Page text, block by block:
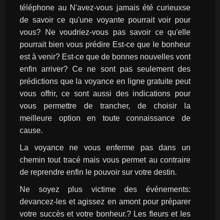
téléphone au N'avez-vous jamais été curieuxse
de savoir ce qu'une voyante pourrait voir pour
vous? Ne voudriez-vous pas savoir ce qu'elle
pourrait bien vous prédire Est-ce que le bonheur
est à venir? Est-ce que de bonnes nouvelles vont
enfin arriver? Ce ne sont pas seulement des
prédictions que la voyance en ligne gratuite peut
vous offrir, ce sont aussi des indications pour
vous permettre de trancher, de choisir la
meilleure option en toute connaissance de
cause.
La voyance ne vous enferme pas dans un
chemin tout tracé mais vous permet au contraire
de reprendre enfin le pouvoir sur votre destin.
Ne soyez plus victime des événements:
devancez-les et agissez en amont pour préparer
votre succès et votre bonheur.? Les fleurs et les